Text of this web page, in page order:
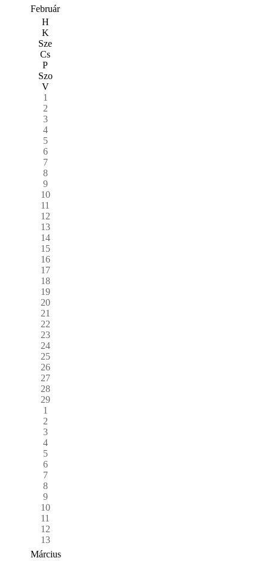
Február
H
K
Sze
Cs
P
Szo
V
1
2
3
4
5
6
7
8
9
10
11
12
13
14
15
16
17
18
19
20
21
22
23
24
25
26
27
28
29
1
2
3
4
5
6
7
8
9
10
11
12
13
Március